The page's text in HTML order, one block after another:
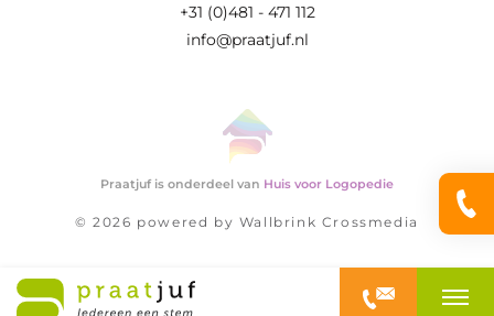
+31 (0)481 - 471 112
info@praatjuf.nl
Praatjuf is onderdeel van Huis voor Logopedie
© 2026 powered by Wallbrink Crossmedia